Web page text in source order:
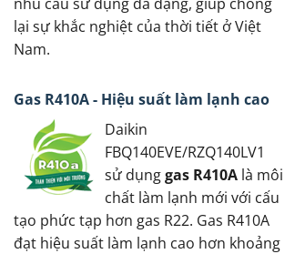
lại sự khắc nghiệt của thời tiết ở Việt
Nam.
Gas R410A - Hiệu suất làm lạnh cao
Daikin
FBQ140EVE/RZQ140LV1
sử dụnggas R410A là môi
chất làm lạnh mới với cấu
tạo phức tạp hơn gas R22. Gas R410A
đạt hiệu suất làm lạnh cao hơn khoảng